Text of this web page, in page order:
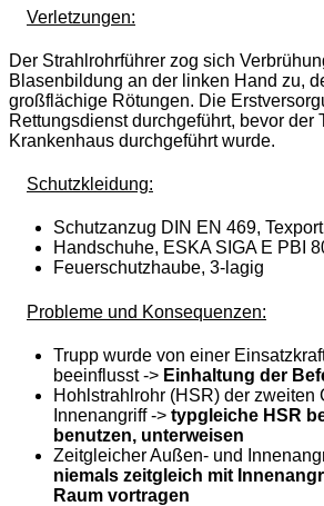
Verletzungen:
Der Strahlrohrführer zog sich
Blasenbildung an der linken Hand zu,
großflächige Rötungen. Die
Rettungsdienst durchgeführt, bevor der
Krankenhaus durchgeführt wurde.
Schutzkleidung:
Schutzanzug DIN EN 469,
Handschuhe, ESKA SIGA E PBI
Feuerschutzhaube, 3-lagig
Probleme und Konsequenzen:
Trupp wurde von einer
beeinflusst -> Einhaltung der
Hohlstrahlrohr (HSR) der zweiten
Innenangriff -> typgleiche HSR
benutzen, unterweisen
Zeitgleicher Außen- und
niemals zeitgleich mit
Raum vortragen